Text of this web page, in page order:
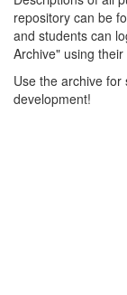
repository can be
and students can
Archive" using
Use the archive
development!